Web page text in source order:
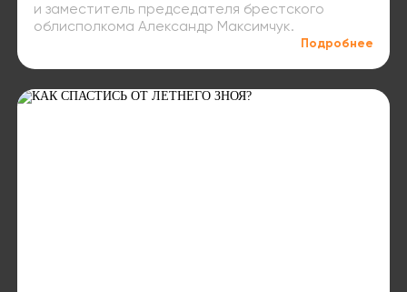
и заместитель председателя брестского
облисполкома Александр Максимчук.
Подробнее